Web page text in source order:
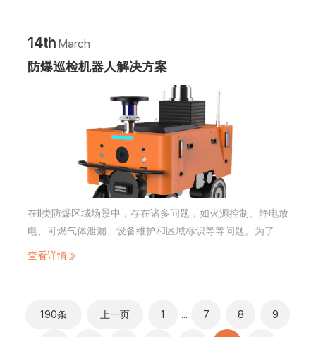
入防爆智能巡检机器人。那么，这些机器人在煤矿行业中可
验，与大家进行分享。
14th March
防爆巡检机器人解决方案
在II类防爆区域场景中，存在诸多问题，如火源控制、静电放
电、可燃气体泄漏、设备维护和区域标识等等问题。为了要
解决这些问题，需要定期严格控制火源，采取防静电措施，
查看详情
190条 上一页 1 7 8 9